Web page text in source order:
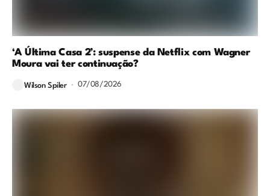
‘A Última Casa 2’: suspense da Netflix com Wagner
Moura vai ter continuação?
Wilson Spiler 07/08/2026